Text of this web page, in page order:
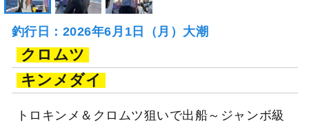
釣行日：2026年6月1日（月）大潮
クロムツ
キンメダイ
トロキンメ＆クロムツ狙いで出船～ジャンボ級